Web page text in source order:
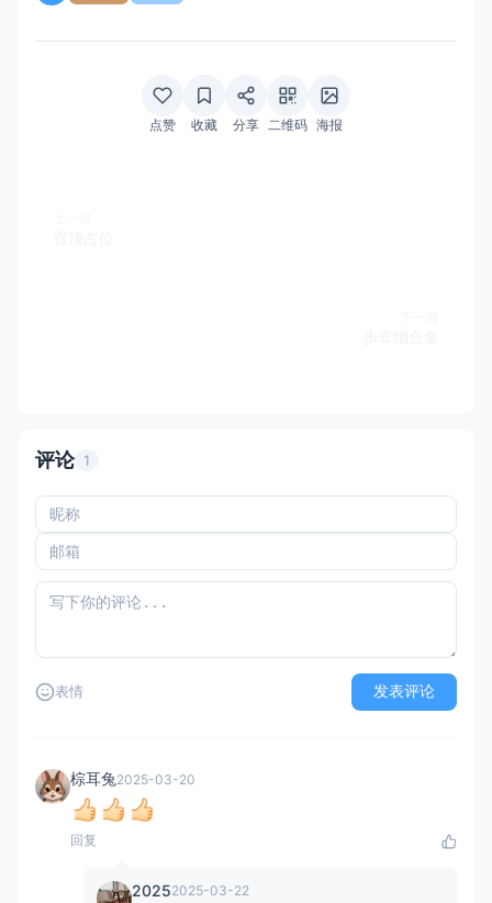
点赞 收藏 分享 二维码 海报
评论 1
表情 发表评论
棕耳兔 2025-03-20
回复
20252025-03-22